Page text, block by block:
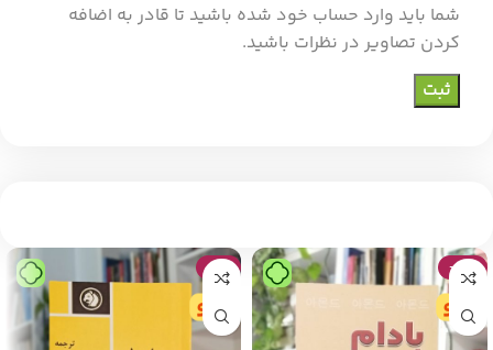
شما باید وارد حساب خود شده باشید تا قادر به اضافه
کردن تصاویر در نظرات باشید.
-39%
-16%